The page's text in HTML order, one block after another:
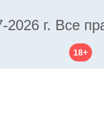
г. Все
18+